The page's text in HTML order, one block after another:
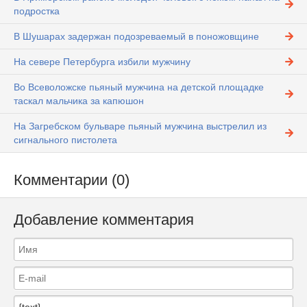
подростка
В Шушарах задержан подозреваемый в поножовщине
На севере Петербурга избили мужчину
Во Всеволожске пьяный мужчина на детской площадке
таскал мальчика за капюшон
На Загребском бульваре пьяный мужчина выстрелил из
сигнального пистолета
Комментарии (0)
Добавление комментария